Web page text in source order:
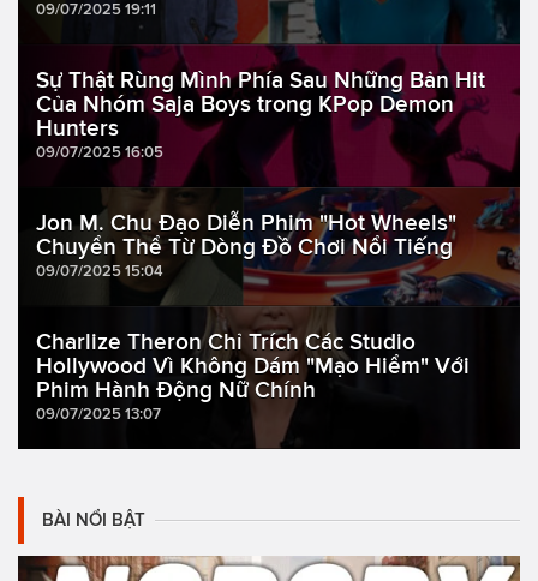
09/07/2025 19:11
Sự Thật Rùng Mình Phía Sau Những Bản Hit
Của Nhóm Saja Boys trong KPop Demon
Hunters
09/07/2025 16:05
Jon M. Chu Đạo Diễn Phim "Hot Wheels"
Chuyển Thể Từ Dòng Đồ Chơi Nổi Tiếng
09/07/2025 15:04
Charlize Theron Chỉ Trích Các Studio
Hollywood Vì Không Dám "Mạo Hiểm" Với
Phim Hành Động Nữ Chính
09/07/2025 13:07
BÀI NỔI BẬT